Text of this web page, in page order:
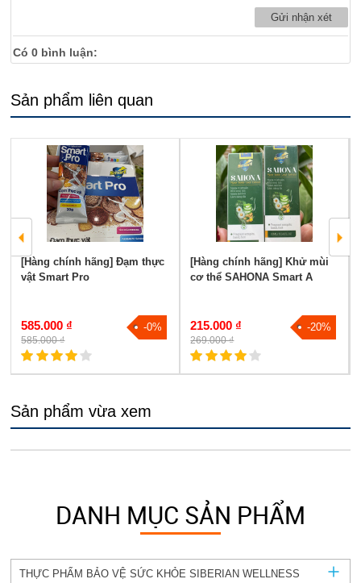
Có0 bình luận:
Sản phẩm liên quan
[Hàng chính hãng] Đạm thực
vật Smart Pro
585.000 ₫
585.000 ₫
-0%
[Hàng chính hãng] Khử mùi
cơ thể SAHONA Smart A
215.000 ₫
269.000 ₫
-20%
Sản phẩm vừa xem
DANH MỤC SẢN PHẨM
THỰC PHẨM BẢO VỆ SỨC KHỎE SIBERIAN WELLNESS